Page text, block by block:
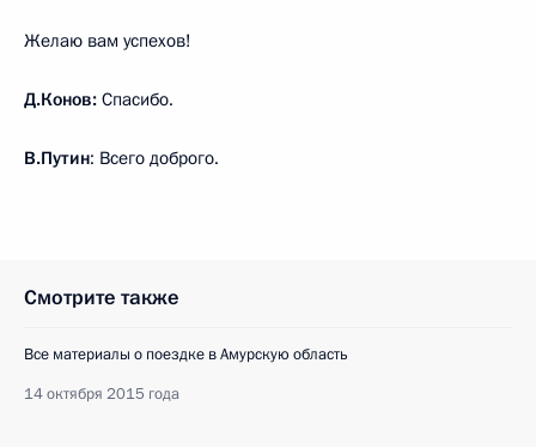
Желаю вам успехов!
Д.Конов: Спасибо.
В.Путин: Всего доброго.
Смотрите также
Все материалы о поездке в Амурскую область
14 октября 2015 года